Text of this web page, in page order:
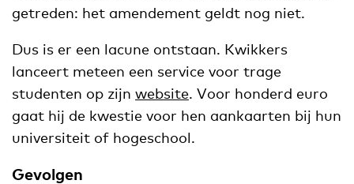
getreden: het amendement geldt nog niet.
Dus is er een lacune ontstaan. Kwikkers
lanceert meteen een service voor trage
studenten op zijn website. Voor honderd euro
gaat hij de kwestie voor hen aankaarten bij hun
universiteit of hogeschool.
Gevolgen